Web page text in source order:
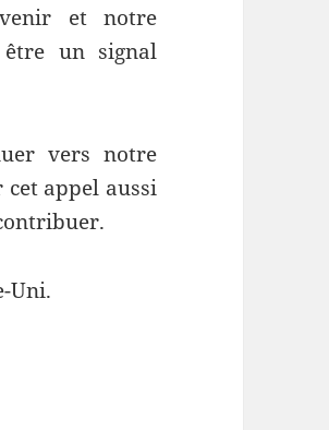
et notre
un signal
vers notre
cet appel aussi
Uni.